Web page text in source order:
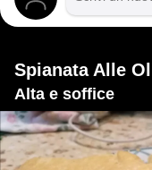
Spianata Alle
Alta e soffice